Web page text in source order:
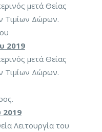
μετά Θείας
Τιμίων Δώρων.
2019
μετά Θείας
Τιμίων Δώρων.
Λειτουργία του